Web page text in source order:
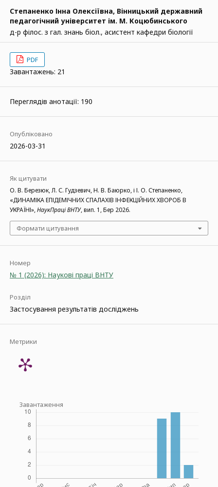
Степаненко Інна Олексіївна, Вінницький державний
педагогічний університет ім. М. Коцюбинського
д-р філос. з гал. знань біол., асистент кафедри біології
PDF
Завантажень: 21
Переглядів анотації: 190
Опубліковано
2026-03-31
Як цитувати
О. В. Березюк, Л. С. Гудзевич, Н. В. Баюрко, і І. О. Степаненко,
«ДИНАМІКА ЕПІДЕМІЧНИХ СПАЛАХІВ ІНФЕКЦІЙНИХ ХВОРОБ В
УКРАЇНІ»,НаукПраці ВНТУ, вип. 1, Бер 2026.
Формати цитування
Номер
№ 1 (2026): Наукові праці ВНТУ
Розділ
Застосування результатів досліджень
Метрики
Завантаження